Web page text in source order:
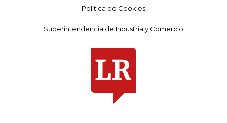
Política de Cookies
Superintendencia de Industria y Comercio